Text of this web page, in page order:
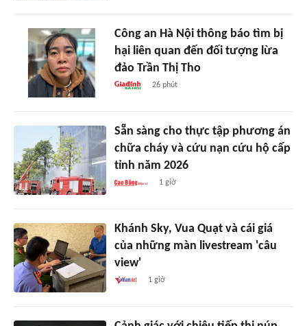
Công an Hà Nội thông báo tìm bị
hại liên quan đến đối tượng lừa
đảo Trần Thị Tho
26 phút
Sẵn sàng cho thực tập phương án
chữa cháy và cứu nạn cứu hộ cấp
tỉnh năm 2026
1 giờ
Khánh Sky, Vua Quạt và cái giá
của những màn livestream 'câu
view'
1 giờ